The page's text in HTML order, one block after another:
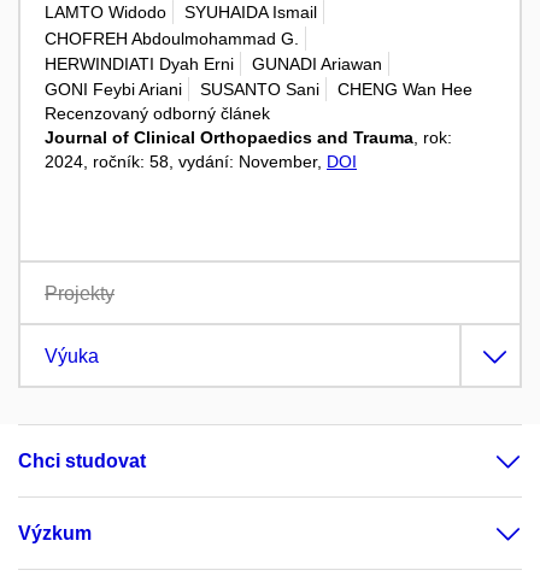
LAMTO Widodo
SYUHAIDA Ismail
CHOFREH Abdoulmohammad G.
HERWINDIATI Dyah Erni
GUNADI Ariawan
GONI Feybi Ariani
SUSANTO Sani
CHENG Wan Hee
Recenzovaný odborný článek
Journal of Clinical Orthopaedics and Trauma, rok:
2024, ročník: 58, vydání: November, DOI
Projekty
Výuka
Chci studovat
Výzkum